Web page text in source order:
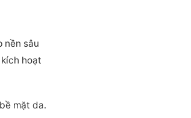
nền sâu
hoạt
mặt da.